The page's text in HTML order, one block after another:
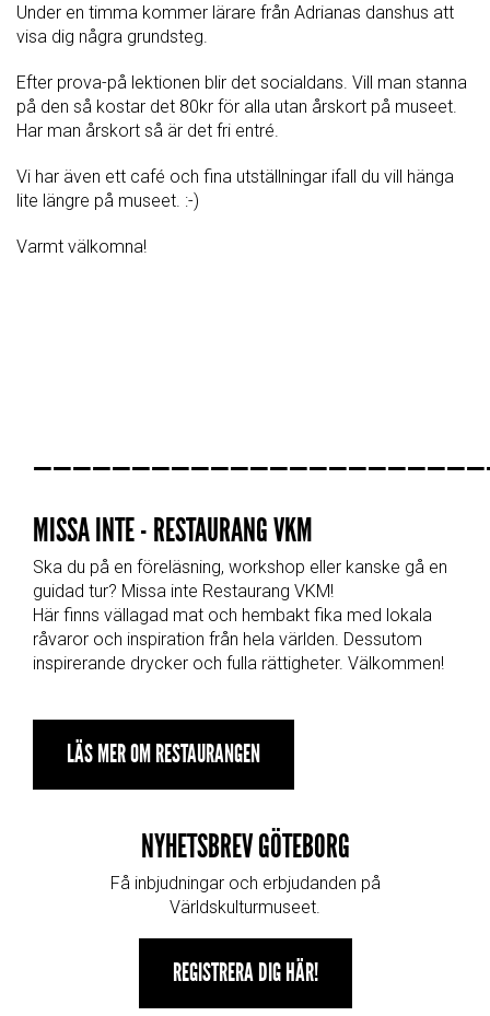
Under en timma kommer lärare från Adrianas danshus att
visa dig några grundsteg.
Efter prova-på lektionen blir det socialdans. Vill man stanna
på den så kostar det 80kr för alla utan årskort på museet.
Har man årskort så är det fri entré.
Vi har även ett café och fina utställningar ifall du vill hänga
lite längre på museet. :-)
Varmt välkomna!
MISSA INTE - RESTAURANG VKM
Ska du på en föreläsning, workshop eller kanske gå en
guidad tur? Missa inte Restaurang VKM!
Här finns vällagad mat och hembakt fika med lokala
råvaror och inspiration från hela världen. Dessutom
inspirerande drycker och fulla rättigheter. Välkommen!
LÄS MER OM RESTAURANGEN
NYHETSBREV GÖTEBORG
Få inbjudningar och erbjudanden på
Världskulturmuseet.
REGISTRERA DIG HÄR!